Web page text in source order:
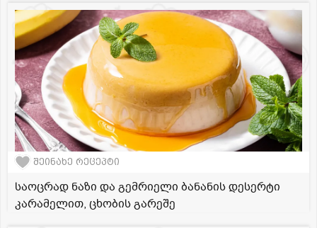
შეინახე რეცეპტი
საოცრად ნაზი და გემრიელი ბანანის დესერტი
კარამელით, ცხობის გარეშე